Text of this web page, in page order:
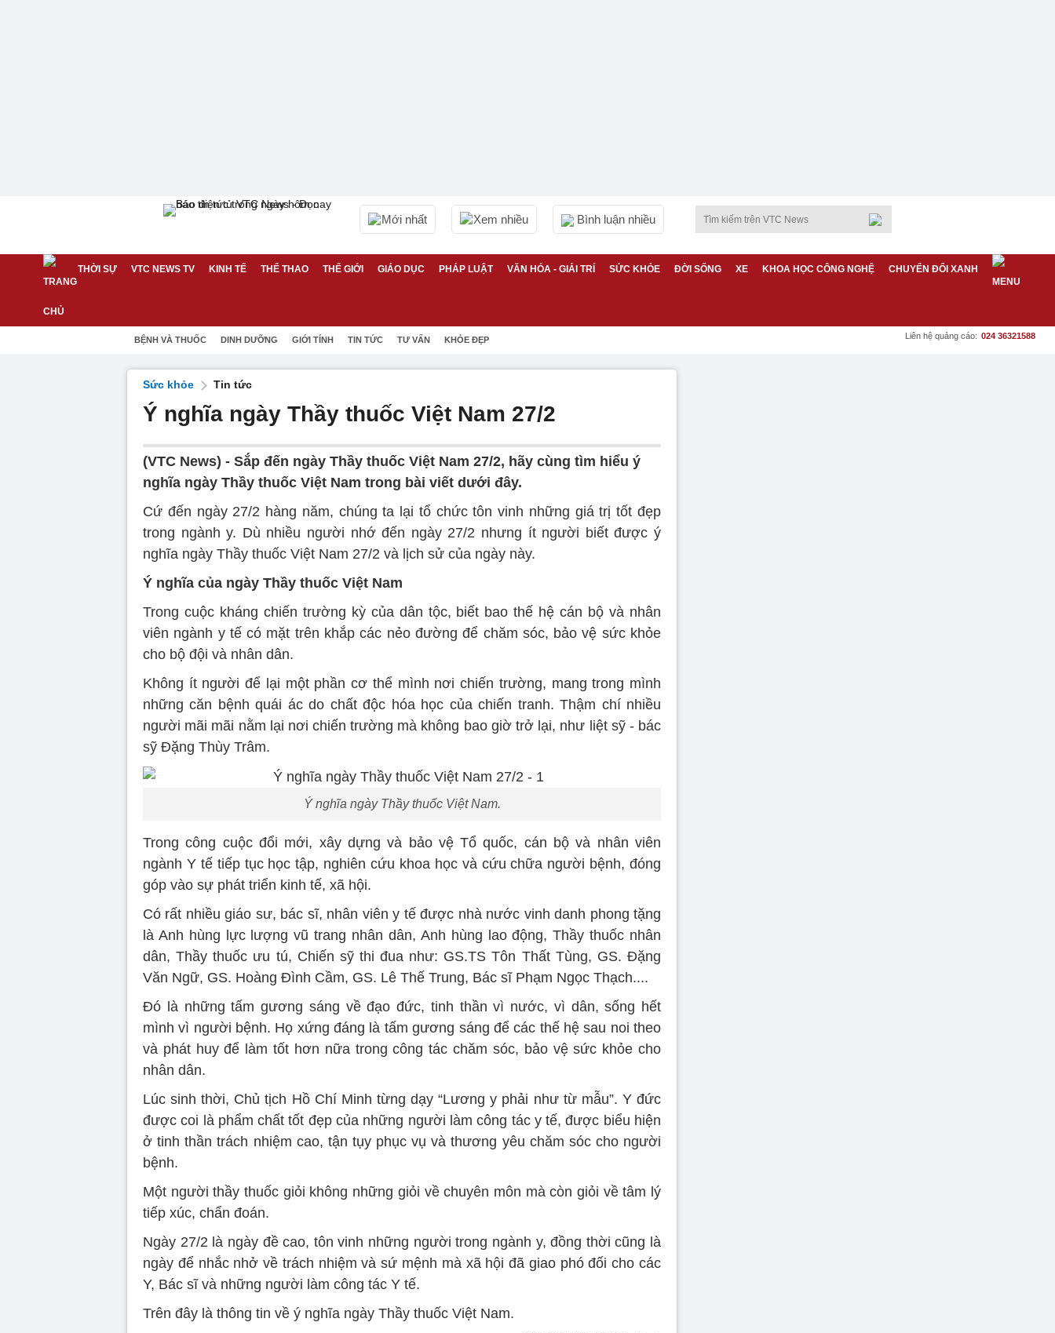
Mới nhất Xem nhiều Bình luận nhiều
THỜI SỰ VTC NEWS TV KINH TẾ THỂ THAO THẾ GIỚI GIÁO DỤC PHÁP LUẬT VĂN HÓA - GIẢI TRÍ SỨC KHỎE ĐỜI SỐNG XE KHOA HỌC CÔNG NGHỆ CHUYỂN ĐỔI XANH
BỆNH VÀ THUỐC DINH DƯỠNG GIỚI TÍNH TIN TỨC TƯ VẤN KHỎE ĐẸP Liên hệ quảng cáo: 024 36321588
Sức khỏe Tin tức
Ý nghĩa ngày Thầy thuốc Việt Nam 27/2
(VTC News) - Sắp đến ngày Thầy thuốc Việt Nam 27/2, hãy cùng tìm hiểu ý
nghĩa ngày Thầy thuốc Việt Nam trong bài viết dưới đây.
Cứ đến ngày 27/2 hàng năm, chúng ta lại tổ chức tôn vinh những giá trị tốt đẹp
trong ngành y. Dù nhiều người nhớ đến ngày 27/2 nhưng ít người biết được ý
nghĩa ngày Thầy thuốc Việt Nam 27/2 và lịch sử của ngày này.
Ý nghĩa của ngày Thầy thuốc Việt Nam
Trong cuộc kháng chiến trường kỳ của dân tộc, biết bao thế hệ cán bộ và nhân
viên ngành y tế có mặt trên khắp các nẻo đường để chăm sóc, bảo vệ sức khỏe
cho bộ đội và nhân dân.
Không ít người để lại một phần cơ thể mình nơi chiến trường, mang trong mình
những căn bệnh quái ác do chất độc hóa học của chiến tranh. Thậm chí nhiều
người mãi mãi nằm lại nơi chiến trường mà không bao giờ trở lại, như liệt sỹ - bác
sỹ Đặng Thùy Trâm.
Ý nghĩa ngày Thầy thuốc Việt Nam.
Trong công cuộc đổi mới, xây dựng và bảo vệ Tổ quốc, cán bộ và nhân viên
ngành Y tế tiếp tục học tập, nghiên cứu khoa học và cứu chữa người bệnh, đóng
góp vào sự phát triển kinh tế, xã hội.
Có rất nhiều giáo sư, bác sĩ, nhân viên y tế được nhà nước vinh danh phong tặng
là Anh hùng lực lượng vũ trang nhân dân, Anh hùng lao động, Thầy thuốc nhân
dân, Thầy thuốc ưu tú, Chiến sỹ thi đua như: GS.TS Tôn Thất Tùng, GS. Đặng
Văn Ngữ, GS. Hoàng Đình Cầm, GS. Lê Thế Trung, Bác sĩ Phạm Ngọc Thạch....
Đó là những tấm gương sáng về đạo đức, tinh thần vì nước, vì dân, sống hết
mình vì người bệnh. Họ xứng đáng là tấm gương sáng để các thế hệ sau noi theo
và phát huy để làm tốt hơn nữa trong công tác chăm sóc, bảo vệ sức khỏe cho
nhân dân.
Lúc sinh thời, Chủ tịch Hồ Chí Minh từng dạy “Lương y phải như từ mẫu”. Y đức
được coi là phẩm chất tốt đẹp của những người làm công tác y tế, được biểu hiện
ở tinh thần trách nhiệm cao, tận tụy phục vụ và thương yêu chăm sóc cho người
bệnh.
Một người thầy thuốc giỏi không những giỏi về chuyên môn mà còn giỏi về tâm lý
tiếp xúc, chẩn đoán.
Ngày 27/2 là ngày đề cao, tôn vinh những người trong ngành y, đồng thời cũng là
ngày để nhắc nhở về trách nhiệm và sứ mệnh mà xã hội đã giao phó đối cho các
Y, Bác sĩ và những người làm công tác Y tế.
Trên đây là thông tin về ý nghĩa ngày Thầy thuốc Việt Nam.